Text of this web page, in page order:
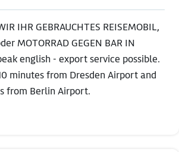
IHR GEBRAUCHTES REISEMOBIL,
MOTORRAD GEGEN BAR IN
english - export service possible.
minutes from Dresden Airport and
from Berlin Airport.